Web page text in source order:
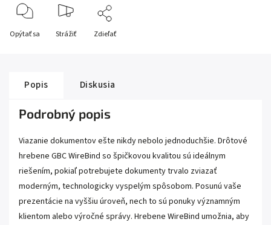
Opýtať sa Strážiť Zdieľať
Popis Diskusia
Podrobný popis
Viazanie dokumentov ešte nikdy nebolo jednoduchšie. Drôtové
hrebene GBC WireBind so špičkovou kvalitou sú ideálnym
riešením, pokiaľ potrebujete dokumenty trvalo zviazať
moderným, technologicky vyspelým spôsobom. Posunú vaše
prezentácie na vyššiu úroveň, nech to sú ponuky významným
klientom alebo výročné správy. Hrebene WireBind umožnia, aby